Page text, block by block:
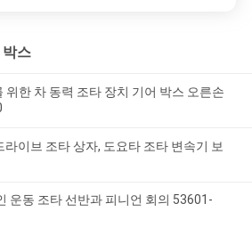
스
위한 차 동력 조타 장치 기어 박스 오른손
이브 조타 상자, 도요타 조타 변속기 보
운동 조타 선반과 피니언 회의 53601-